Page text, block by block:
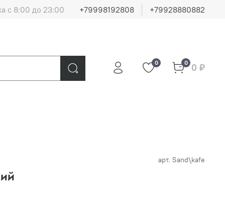
с 8:00 до 23:00 +79998192808 +79928880882
0 0 0 ₽
арт. Sand\kafe